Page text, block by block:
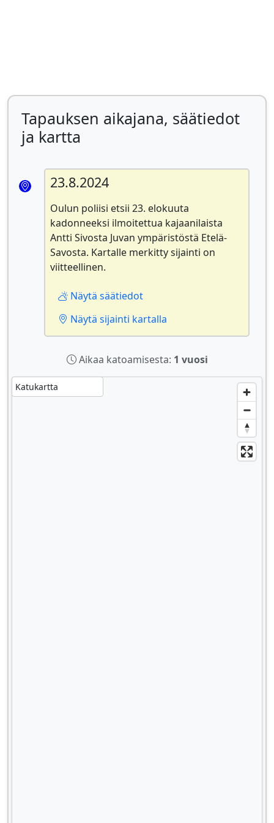
Tapauksen aikajana, säätiedot
ja kartta
23.8.2024
Oulun poliisi etsii 23. elokuuta
kadonneeksi ilmoitettua kajaanilaista
Antti Sivosta Juvan ympäristöstä Etelä-
Savosta. Kartalle merkitty sijainti on
viitteellinen.
Näytä säätiedot
Näytä sijainti kartalla
Aikaa katoamisesta: 1 vuosi